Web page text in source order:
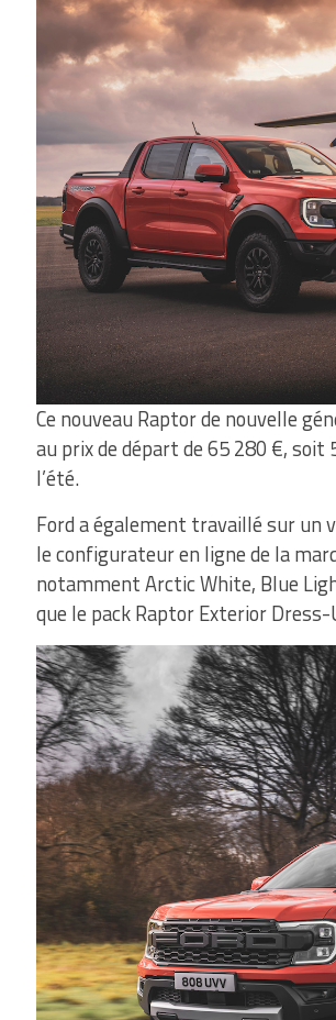
Ce nouveau Raptor de nouvelle
au prix de départ de 65 280 €,
l’été.
Ford a également travaillé sur un
le configurateur en ligne de la
notamment Arctic White, Blue
que le pack Raptor Exterior